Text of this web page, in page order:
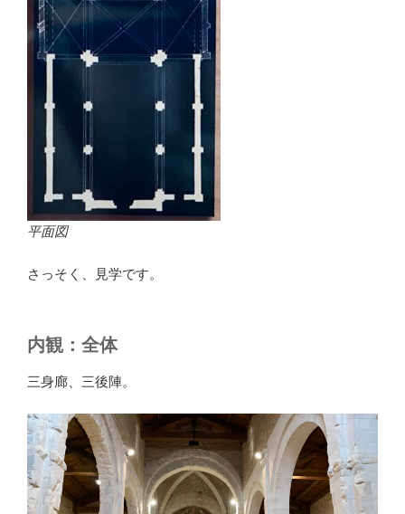
平面図
さっそく、見学です。
内観：全体
三身廊、三後陣。